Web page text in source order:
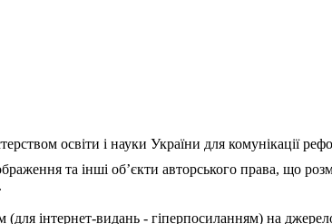
освіти і науки України для комунікації
та інші об’єкти авторського права, що
інтернет-видань - гіперпосиланням) на